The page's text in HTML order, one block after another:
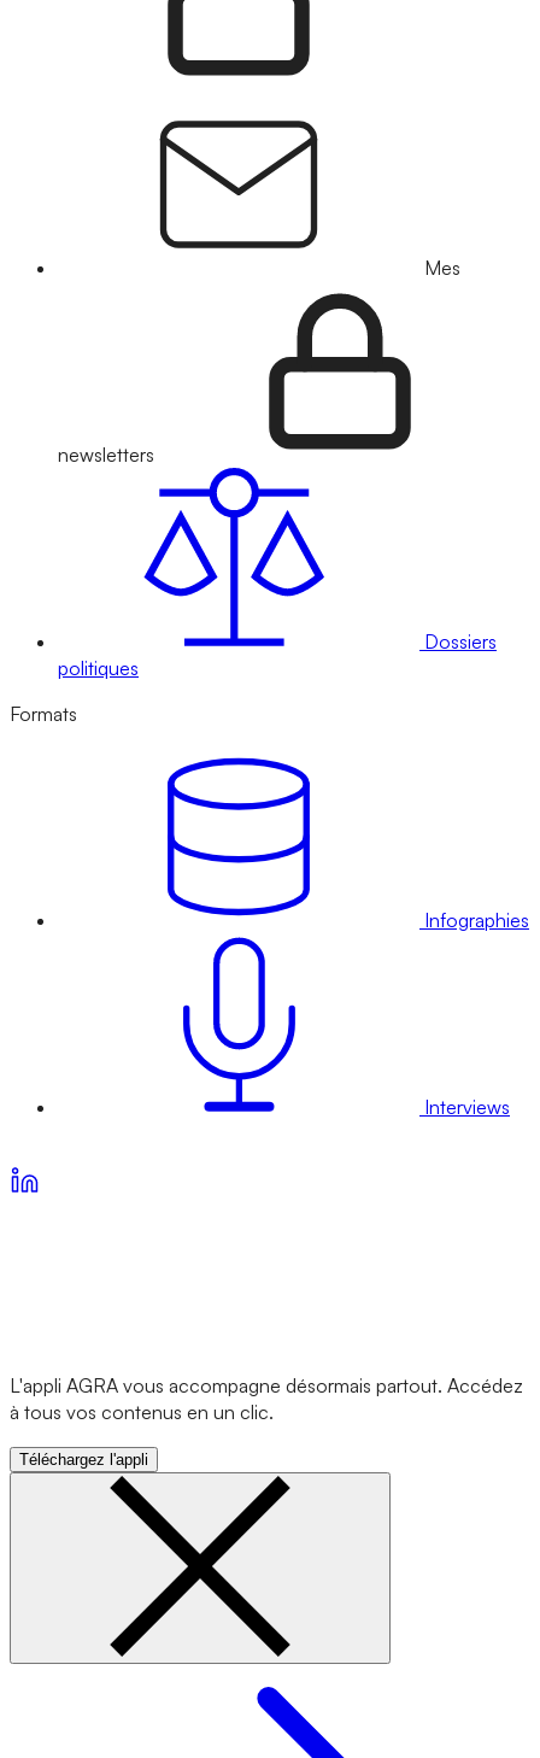
Mes
newsletters
Dossiers
politiques
Formats
Infographies
Interviews
L'appli AGRA vous accompagne désormais partout. Accédez
à tous vos contenus en un clic.
Téléchargez l'appli